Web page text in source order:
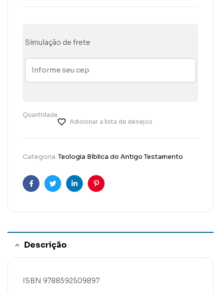
Simulação de frete
Quantidade
Adicionar a lista de desejos
Categoria:Teologia Bíblica do Antigo Testamento
FacebookTwitterLinkedinPinterest
Descrição
ISBN 9788592509897